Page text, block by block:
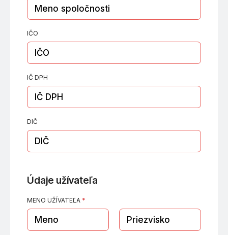
IČO
IČ DPH
DIČ
Údaje užívateľa
MENO UŽÍVATEĽA *
Prihlasovacie údaje
E-MAIL*
HESLO*
REGISTROVAŤ